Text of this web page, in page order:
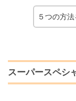
５つの方
スーパースペシ